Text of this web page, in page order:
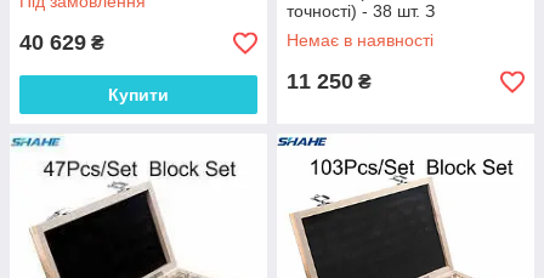
40 629 ₴
Купити
точності) - 38 шт. З
сертифікатом про
калібрування
Немає в наявності
11 250 ₴